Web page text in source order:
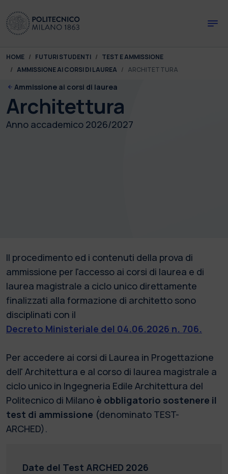
You are here:
HOME FUTURI STUDENTI
TEST E AMMISSIONE
AMMISSIONE AI CORSI DI LAUREA
ARCHITETTURA
Ammissione ai corsi di laurea
Architettura
Anno accademico 2026/2027
Il procedimento ed i contenuti della prova di
ammissione per l'accesso ai corsi di laurea e di
laurea magistrale a ciclo unico direttamente
finalizzati alla formazione di architetto sono
disciplinati con il
Decreto Ministeriale del 04.06.2026 n. 706.
Per accedere ai corsi di Laurea in Progettazione
dell' Architettura e al corso di laurea magistrale a
ciclo unico in Ingegneria Edile Architettura del
Politecnico di Milano è obbligatorio sostenere il
test di ammissione (denominato TEST-
ARCHED).
Date del Test ARCHED 2026